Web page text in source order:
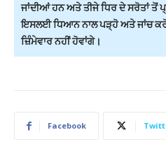
ਜਾਂਦੀਆਂ ਹਨ ਅਤੇ ਤੀਜੇ ਧਿਰ ਦੇ ਸਰੋਤਾਂ ਤੋਂ
ਇਸਲਈ ਧਿਆਨ ਨਾਲ ਪੜ੍ਹੋ ਅਤੇ ਜਾਂਚ
ਜ਼ਿੰਮੇਵਾਰ ਨਹੀਂ ਹੋਵਾਂਗੇ।
Facebook